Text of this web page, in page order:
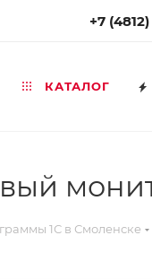
+7
КАТАЛОГ
1С в Смоленске